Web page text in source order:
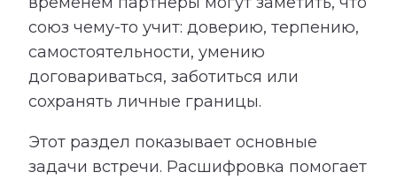
союз чему-то учит: доверию, терпению,
самостоятельности, умению
договариваться, заботиться или
сохранять личные границы.
Этот раздел показывает основные
задачи встречи. Расшифровка помогает